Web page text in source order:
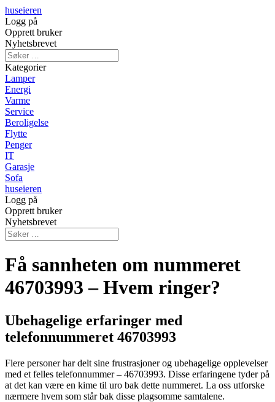
huseieren
Logg på
Opprett bruker
Nyhetsbrevet
Kategorier
Lamper
Energi
Varme
Service
Beroligelse
Flytte
Penger
IT
Garasje
Sofa
huseieren
Logg på
Opprett bruker
Nyhetsbrevet
Få sannheten om nummeret
46703993 – Hvem ringer?
Ubehagelige erfaringer med
telefonnummeret 46703993
Flere personer har delt sine frustrasjoner og ubehagelige opplevelser
med et felles telefonnummer – 46703993. Disse erfaringene tyder på
at det kan være en kime til uro bak dette nummeret. La oss utforske
nærmere hvem som står bak disse plagsomme samtalene.